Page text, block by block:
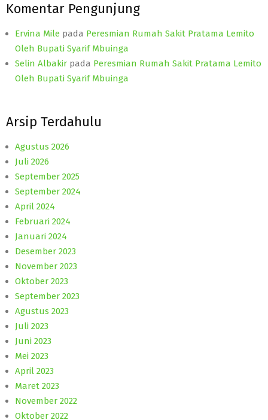
Komentar Pengunjung
Ervina Mile pada Peresmian Rumah Sakit Pratama Lemito
Oleh Bupati Syarif Mbuinga
Selin Albakir pada Peresmian Rumah Sakit Pratama Lemito
Oleh Bupati Syarif Mbuinga
Arsip Terdahulu
Agustus 2026
Juli 2026
September 2025
September 2024
April 2024
Februari 2024
Januari 2024
Desember 2023
November 2023
Oktober 2023
September 2023
Agustus 2023
Juli 2023
Juni 2023
Mei 2023
April 2023
Maret 2023
November 2022
Oktober 2022